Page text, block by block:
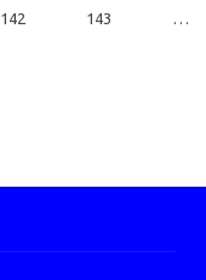
142 143 …